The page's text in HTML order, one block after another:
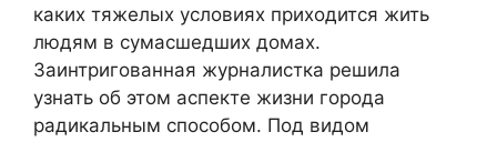
каких тяжелых условиях приходится жить
людям в сумасшедших домах.
Заинтригованная журналистка решила
узнать об этом аспекте жизни города
радикальным способом. Под видом